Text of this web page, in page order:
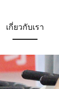
เกี่ยวกับเรา